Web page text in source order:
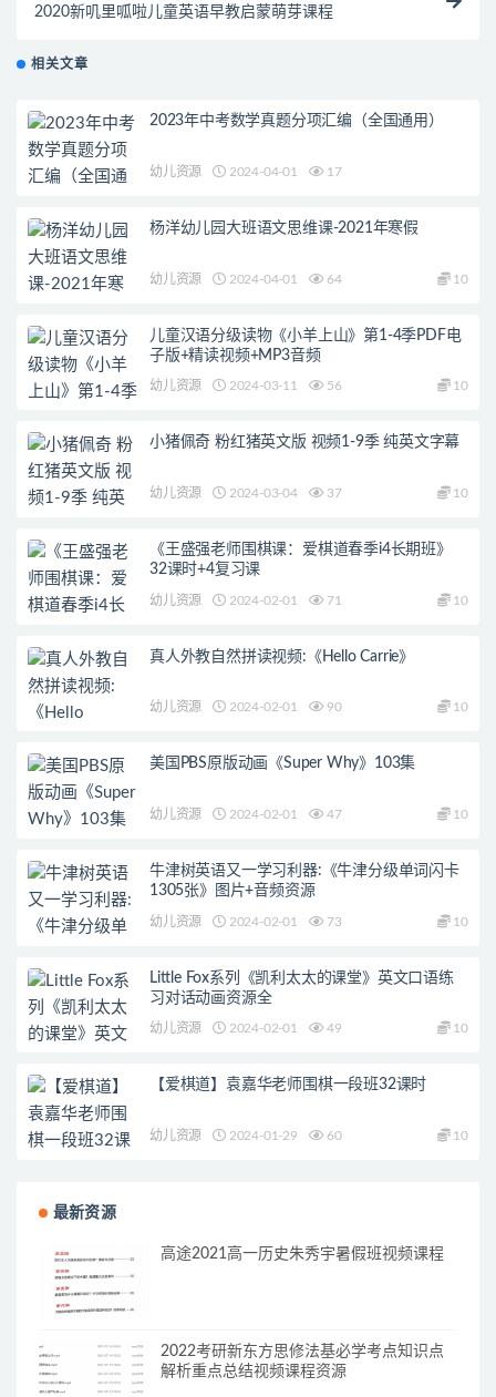
2020新叽里呱啦儿童英语早教启蒙萌芽课程
相关文章
2023年中考数学真题分项汇编（全国通用）
幼儿资源 2024-04-01 17
杨洋幼儿园大班语文思维课-2021年寒假
幼儿资源 2024-04-01 64 10
儿童汉语分级读物《小羊上山》第1-4季PDF电
子版+精读视频+MP3音频
幼儿资源 2024-03-11 56 10
小猪佩奇 粉红猪英文版 视频1-9季 纯英文字幕
幼儿资源 2024-03-04 37 10
《王盛强老师围棋课：爱棋道春季i4长期班》
32课时+4复习课
幼儿资源 2024-02-01 71 10
真人外教自然拼读视频:《Hello Carrie》
幼儿资源 2024-02-01 90 10
美国PBS原版动画《Super Why》103集
幼儿资源 2024-02-01 47 10
牛津树英语又一学习利器:《牛津分级单词闪卡
1305张》图片+音频资源
幼儿资源 2024-02-01 73 10
Little Fox系列《凯利太太的课堂》英文口语练
习对话动画资源全
幼儿资源 2024-02-01 49 10
【爱棋道】袁嘉华老师围棋一段班32课时
幼儿资源 2024-01-29 60 10
最新资源
高途2021高一历史朱秀宇暑假班视频课程
2022考研新东方思修法基必学考点知识点
解析重点总结视频课程资源